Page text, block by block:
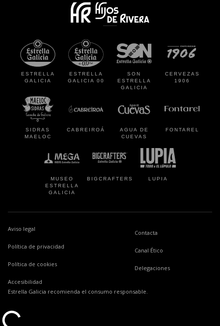
ESTRELLA
GALICIA
ESTRELLA
GALICIA 00
SON
ESTRELLA
GALICIA
CERVEZAS
1906
SIDRAS
MAELOC
se abre en una pestaña nueva
CABREIROÁ
AGUA DE
CUEVAS
FONTAREL
MUSEO
ESTRELLA
GALICIA
BIGCRAFTERS LUPIA
Estrella Galicia recomienda el consumo responsable.
Aviso legal
Política de privacidad
Política de cookies
Accesibilidad
Contacta
Canal Ético
Delegaciones